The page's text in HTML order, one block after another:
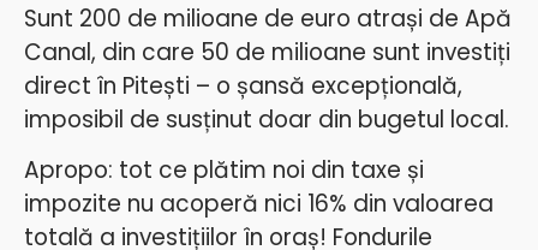
Sunt 200 de milioane de euro atrași de Apă
Canal, din care 50 de milioane sunt investiți
direct în Pitești – o șansă excepțională,
imposibil de susținut doar din bugetul local.
Apropo: tot ce plătim noi din taxe și
impozite nu acoperă nici 16% din valoarea
totală a investițiilor în oraș! Fondurile